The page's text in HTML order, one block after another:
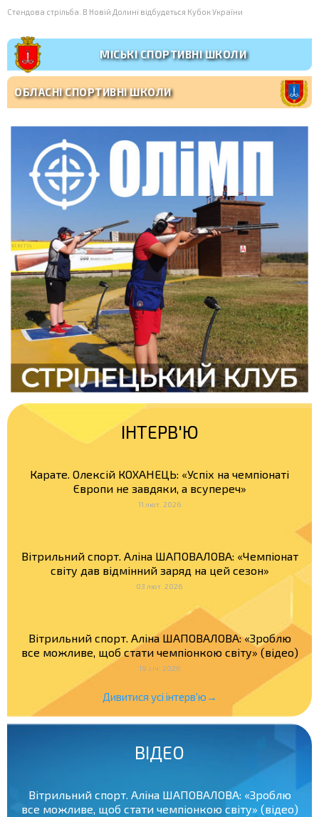
Стендова стрільба. В Новій Долині відбудеться Кубок України
МІСЬКІ СПОРТИВНІ ШКОЛИ
ОБЛАСНІ СПОРТИВНІ ШКОЛИ
ІНТЕРВ'Ю
Карате. Олексій КОХАНЕЦЬ: «Успіх на чемпіонаті
Європи не завдяки, а всупереч»
11 лют. 2026
Вітрильний спорт. Аліна ШАПОВАЛОВА: «Чемпіонат
світу дав відмінний заряд на цей сезон»
03 лют. 2026
Вітрильний спорт. Аліна ШАПОВАЛОВА: «Зроблю
все можливе, щоб стати чемпіонкою світу» (відео)
19 січ. 2026
Дивитися усі інтерв'ю→
ВІДЕО
Вітрильний спорт. Аліна ШАПОВАЛОВА: «Зроблю
все можливе, щоб стати чемпіонкою світу» (відео)